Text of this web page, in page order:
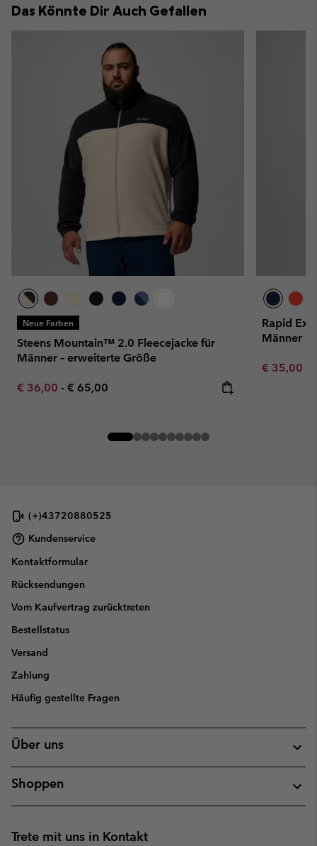
Das Könnte Dir Auch Gefallen
Neue Farben
Steens Mountain™ 2.0 Fleecejacke für
Männer – erweiterte Größe
Minimum sale price:
€ 36,00 - Maximum price:
€ 65,00
Rapid
Männer
Minimum
€ 35,00
(+)43720880525
Kundenservice
Kontaktformular
Rücksendungen
Vom Kaufvertrag zurücktreten
Bestellstatus
Versand
Zahlung
Häufig gestellte Fragen
Über uns
Shoppen
Trete mit uns in Kontakt